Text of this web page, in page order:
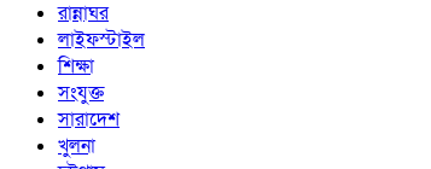
রান্নাঘর
লাইফস্টাইল
শিক্ষা
সংযুক্ত
সারাদেশ
খুলনা